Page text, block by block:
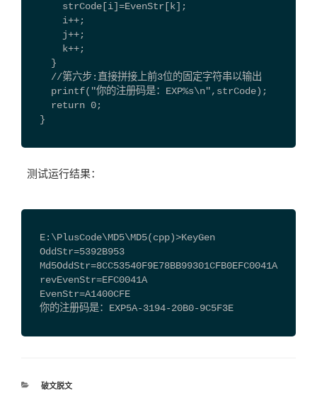
strCode[i]=EvenStr[k];
i++;
j++;
k++;
}
//第六步:直接拼接上前3位的固定字符串以输出
printf("你的注册码是：EXP%s\n",strCode);
return 0;
}
测试运行结果：
E:\PlusCode\MD5\MD5(cpp)>KeyGen
OddStr=5392B953
Md5OddStr=8CC53540F9E78BB99301CFB0EFC0041A
revEvenStr=EFC0041A
EvenStr=A1400CFE
你的注册码是：EXP5A-3194-20B0-9C5F3E
分
破文脱文